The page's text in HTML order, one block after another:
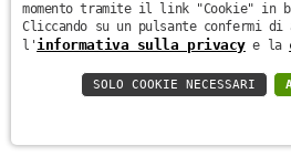
V.b. In conclusione, le spese
dispositivo in ragione del valore della
dell’attività difensiva svolta, vanno
al principio di soccombenza nei
base al principio di causalità nei
momento tramite il link "Cookie" in
Cliccando su un pulsante confermi
l'informativa sulla privacye la
SOLO COOKIE NECESSARI